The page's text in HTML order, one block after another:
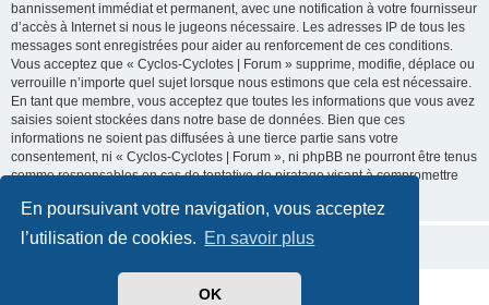
En poursuivant votre navigation, vous acceptez
l’utilisation de cookies. En savoir plus
OK
bannissement immédiat et permanent, avec une notification à votre fournisseur
d’accès à Internet si nous le jugeons nécessaire. Les adresses IP de tous les
messages sont enregistrées pour aider au renforcement de ces conditions.
Vous acceptez que « Cyclos-Cyclotes | Forum » supprime, modifie, déplace ou
verrouille n’importe quel sujet lorsque nous estimons que cela est nécessaire.
En tant que membre, vous acceptez que toutes les informations que vous avez
saisies soient stockées dans notre base de données. Bien que ces
informations ne soient pas diffusées à une tierce partie sans votre
consentement, ni « Cyclos-Cyclotes | Forum », ni phpBB ne pourront être tenus
comme responsables en cas de tentative de piratage visant à compromettre
phpBB ® Forum Software © phpBB Limited